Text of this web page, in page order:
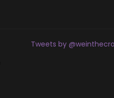
Tweets by